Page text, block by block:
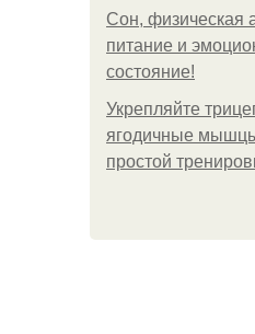
Сон, физическая
питание и
состояние!
Укрепляйте
ягодичные
простой